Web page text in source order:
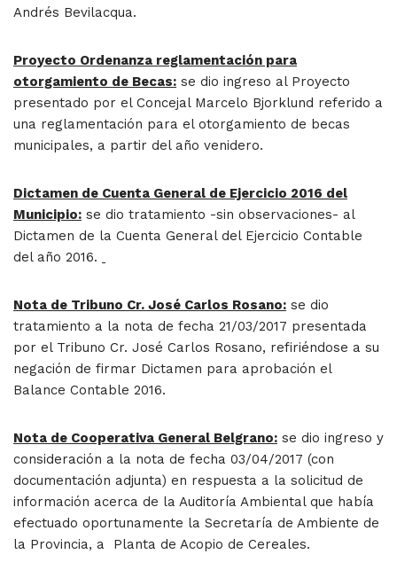
Andrés Bevilacqua.
Proyecto Ordenanza reglamentación para
otorgamiento de Becas: se dio ingreso al Proyecto
presentado por el Concejal Marcelo Bjorklund referido a
una reglamentación para el otorgamiento de becas
municipales, a partir del año venidero.
Dictamen de Cuenta General de Ejercicio 2016 del
Municipio: se dio tratamiento -sin observaciones- al
Dictamen de la Cuenta General del Ejercicio Contable
del año 2016.
Nota de Tribuno Cr. José Carlos Rosano: se dio
tratamiento a la nota de fecha 21/03/2017 presentada
por el Tribuno Cr. José Carlos Rosano, refiriéndose a su
negación de firmar Dictamen para aprobación el
Balance Contable 2016.
Nota de Cooperativa General Belgrano: se dio ingreso y
consideración a la nota de fecha 03/04/2017 (con
documentación adjunta) en respuesta a la solicitud de
información acerca de la Auditoría Ambiental que había
efectuado oportunamente la Secretaría de Ambiente de
la Provincia, a Planta de Acopio de Cereales.